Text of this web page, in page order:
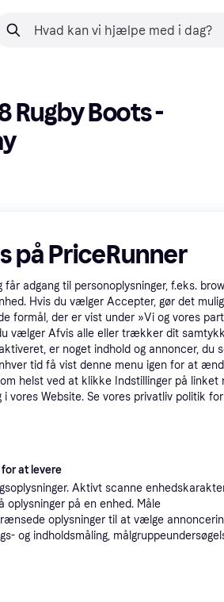
Rugby Boots -
betalinger*
Fri fragt
Eller
på PriceRunner
får adgang til personoplysninger, f.eks.
Hvis du vælger Accepter, gør det
formål, der er vist under »Vi og vores
vælger Afvis alle eller trækker dit
er noget indhold og annoncer, du
tid få vist denne menu igen for at
helst ved at klikke Indstillinger på linket
i vores Website. Se vores privatliv politik
at levere
Aktivt scanne
oplysninger på en enhed. Måle
oplysninger til at vælge
og indholdsmåling,